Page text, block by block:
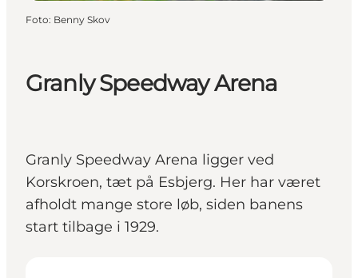
Granly Speedway Arena
Granly Speedway Arena ligger ved
Korskroen, tæt på Esbjerg. Her har været
afholdt mange store løb, siden banens
start tilbage i 1929.
Foto: Benny Skov